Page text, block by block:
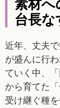
素材へ
台長な
近年、丈夫
が盛んに行
ていく中、
から育てた
受け継ぐ種